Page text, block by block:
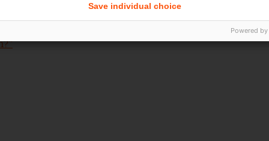
zum Verfahren finden Sie in unserem
und Divergenzvorlage zum BGH – Wackelt
Save individual choice
Powered by